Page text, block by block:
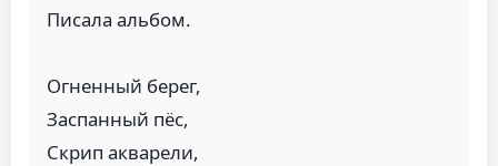
Писала альбом.
Огненный берег,
Заспанный пёс,
Скрип акварели,